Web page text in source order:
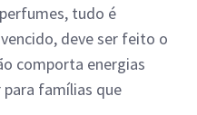
tudo é
deve ser feito o
comporta energias
para famílias que